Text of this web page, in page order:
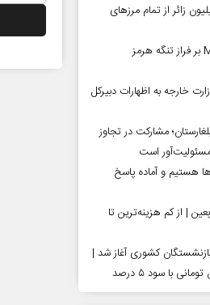
بیش از ۳ میلیون زائر از تمام مرز‌های
خارجه به اظهارات دبیرکل
مشارکت در تجاوز
مسئولیت‌آور است
هستیم و آماده پاسخ
| از کم هزینه‌ترین تا
کشوری آغاز شد |